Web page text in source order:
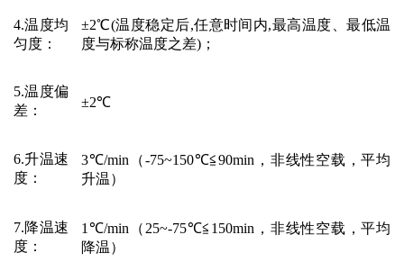
4.温度均
匀度 ：
±2℃(温度稳定后,任意时间内,最高温度、最低温
度与标称温度之差)；
5.温度偏
差：
±2℃
6.升温速
度 ：
3℃/min （-75~150℃≦90min， 非线性空载，平均
升温）
7.降温速
度 ：
1℃/min （ 25~-75℃≦ 150min， 非线性空载，平均
降温）